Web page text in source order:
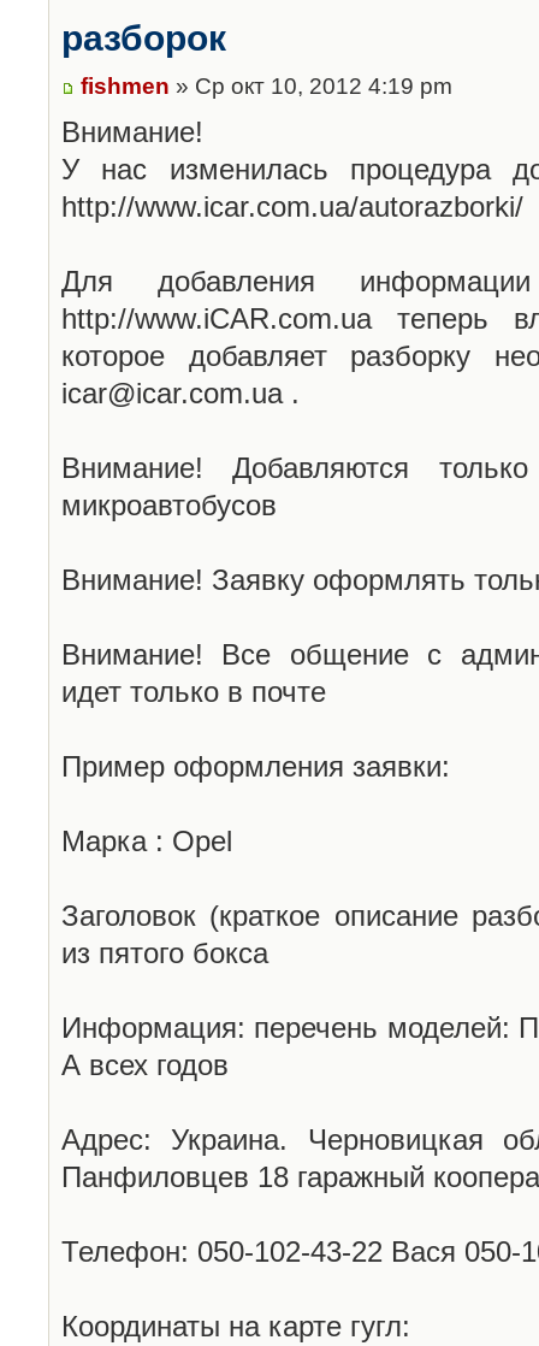
разборок
fishmen » Ср окт 10, 2012 4:19 pm
Внимание!
У нас изменилась процедура
http://www.icar.com.ua/autorazborki/
Для добавления
http://www.iCAR.com.ua теперь
которое добавляет разборку
icar@icar.com.ua .
Внимание! Добавляются
микроавтобусов
Внимание! Заявку оформлять
Внимание! Все общение с
идет только в почте
Пример оформления заявки:
Марка : Opel
Заголовок (краткое описание
из пятого бокса
Информация: перечень моделей:
А всех годов
Адрес: Украина. Черновицкая
Панфиловцев 18 гаражный
Телефон: 050-102-43-22 Вася 050-
Координаты на карте гугл: